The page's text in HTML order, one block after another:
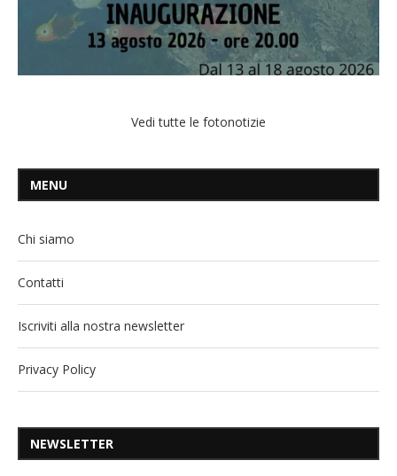
Vedi tutte le fotonotizie
MENU
Chi siamo
Contatti
Iscriviti alla nostra newsletter
Privacy Policy
NEWSLETTER